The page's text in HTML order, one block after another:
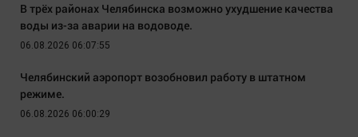
В трёх районах Челябинска возможно ухудшение качества
воды из-за аварии на водоводе.
06.08.2026 06:07:55
Челябинский аэропорт возобновил работу в штатном
режиме.
06.08.2026 06:00:29